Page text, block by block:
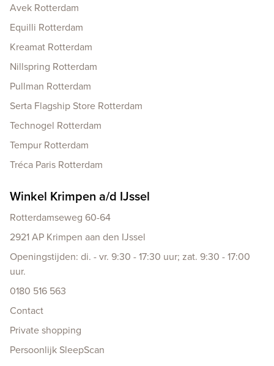
Avek Rotterdam
Equilli Rotterdam
Kreamat Rotterdam
Nillspring Rotterdam
Pullman Rotterdam
Serta Flagship Store Rotterdam
Technogel Rotterdam
Tempur Rotterdam
Tréca Paris Rotterdam
Winkel Krimpen a/d IJssel
Rotterdamseweg 60-64
2921 AP Krimpen aan den IJssel
Openingstijden: di. - vr. 9:30 - 17:30 uur; zat. 9:30 - 17:00
uur.
0180 516 563
Contact
Private shopping
Persoonlijk SleepScan